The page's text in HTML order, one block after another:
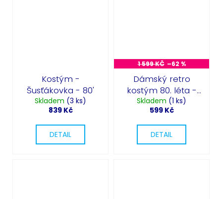
Kostým -
Šusťákovka - 80'
Skladem (3 ks)
839 Kč
DETAIL
1 599 KČ –62 %
Dámský retro
kostým 80. léta -
Let's Get Physical
Skladem (1 ks)
599 Kč
DETAIL